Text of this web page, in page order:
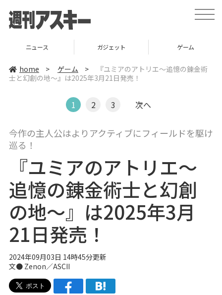
t
o
a
v
ニュース ガジェット ゲーム
home > ゲーム >
『ユミアのアトリエ～追憶の錬金術
士と幻創の地～』は2025年3月21日発売！
1 2 3 次へ
今作の主人公はよりアクティブにフィールドを駆け
巡る！
『ユミアのアトリエ～
追憶の錬金術士と幻創
の地～』は2025年3月
21日発売！
2024年09月03日 14時45分更新
文● Zenon／ASCII